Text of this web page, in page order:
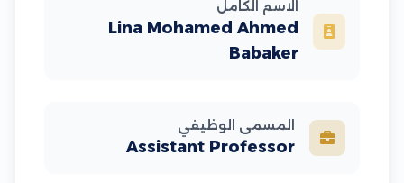
الاسم الكامل
Lina Mohamed Ahmed
Babaker
المسمى الوظيفي
Assistant Professor